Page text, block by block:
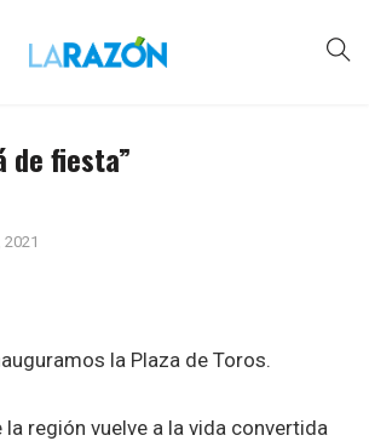
de fiesta”
la Plaza de Toros.
la región vuelve a la vida convertida